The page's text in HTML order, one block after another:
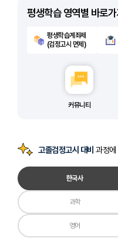
평생학습 영역별 바로가
평생학습계좌제
(검정고시 면제)
커뮤니티
고졸검정고시 대비 과정
한국사
과학
영어